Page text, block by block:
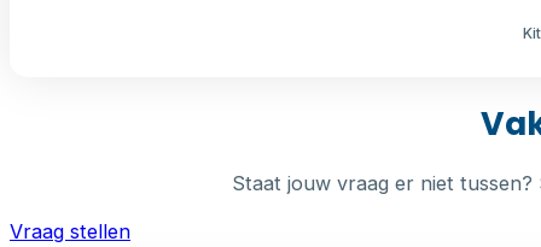
Staat jouw vraag er niet tussen?
Vraag stellen